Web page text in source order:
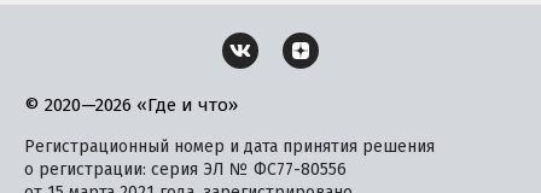
© 2020—2026 «Где и что»
Регистрационный номер и дата принятия решения
о регистрации: серия ЭЛ № ФС77-80556